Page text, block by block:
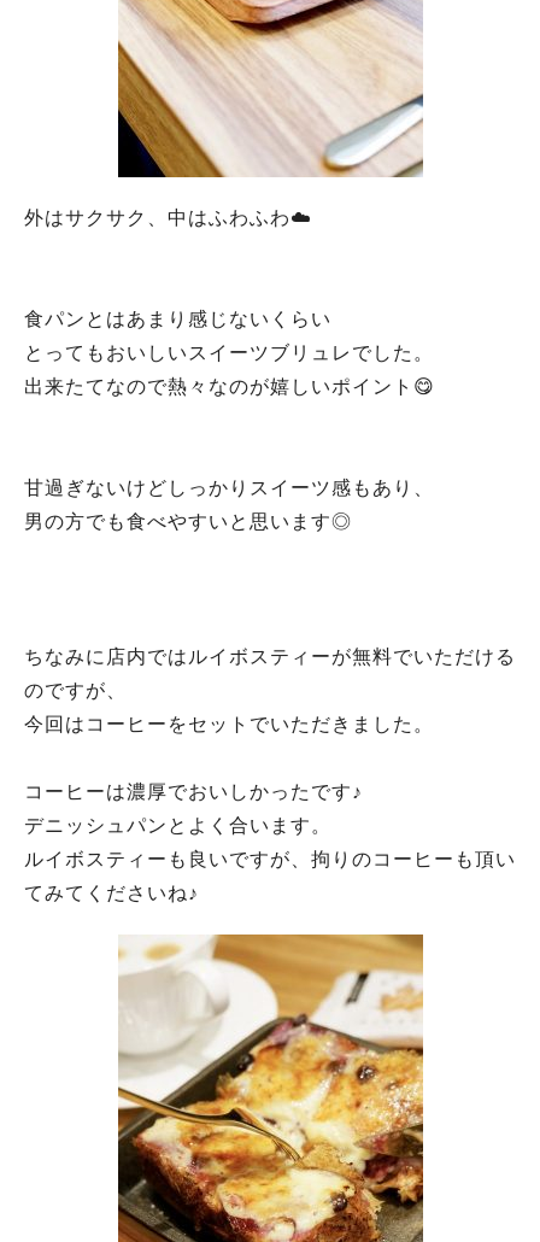
外はサクサク、中はふわふわ☁️
食パンとはあまり感じないくらい
とってもおいしいスイーツブリュレでした。
出来たてなので熱々なのが嬉しいポイント😋
甘過ぎないけどしっかりスイーツ感もあり、
男の方でも食べやすいと思います◎
ちなみに店内ではルイボスティーが無料でいただける
のですが、
今回はコーヒーをセットでいただきました。
コーヒーは濃厚でおいしかったです♪
デニッシュパンとよく合います。
ルイボスティーも良いですが、拘りのコーヒーも頂い
てみてくださいね♪